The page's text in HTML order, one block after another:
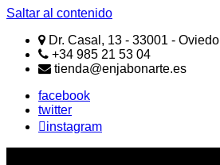
Saltar al contenido
Dr. Casal, 13 - 33001 - Oviedo
+34 985 21 53 04
tienda@enjabonarte.es
facebook
twitter
instagram